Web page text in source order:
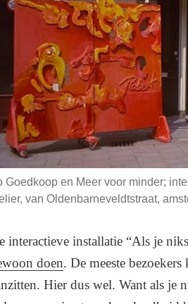
Goedkoop en Meer voor minder;
van Oldenbarneveldtstraat,
interactieve installatie “Als je
doen. De meeste
Hier dus wel. Want als je